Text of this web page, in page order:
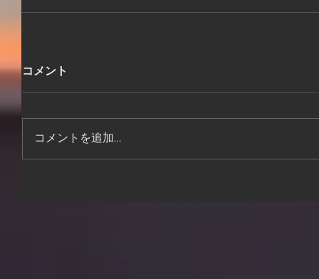
コメント
コメントを追加…